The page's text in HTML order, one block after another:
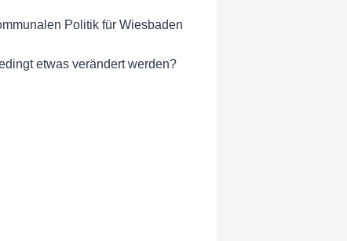
Politik für Wiesbaden
etwas verändert werden?